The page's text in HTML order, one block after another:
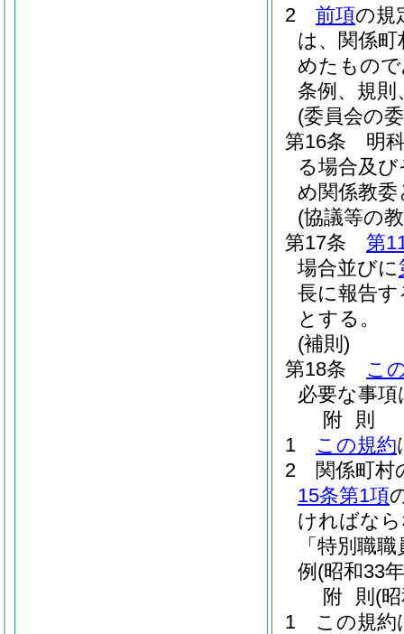
2
前項の規
は、関係町
めたもの
条例、規
(委員会の
第16条
明
る場合及
め関係教
(協議等の
第17条
第
場合並びに
長に報告
とする。
(補則)
第18条
こ
必要な事
附 則
1
この規約
2
関係町村
15条第1項
ければな
「特別職
例 (昭和33
附 則 (
1
この規約